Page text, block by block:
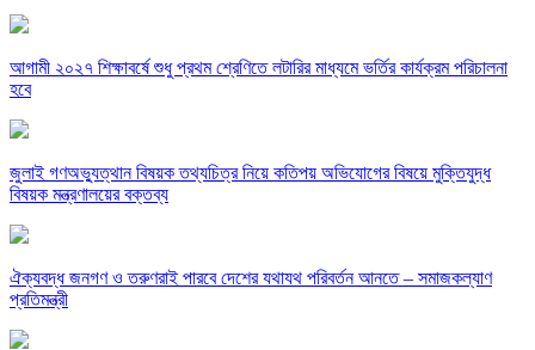
আগামী ২০২৭ শিক্ষাবর্ষে শুধু প্রথম শ্রেণিতে লটারির মাধ্যমে ভর্তির কার্যক্রম পরিচালনা
হবে
জুলাই গণঅভ্যুত্থান বিষয়ক তথ্যচিত্র নিয়ে কতিপয় অভিযোগের বিষয়ে মুক্তিযুদ্ধ
বিষয়ক মন্ত্রণালয়ের বক্তব্য
ঐক্যবদ্ধ জনগণ ও তরুণরাই পারবে দেশের যথাযথ পরিবর্তন আনতে – সমাজকল্যাণ
প্রতিমন্ত্রী